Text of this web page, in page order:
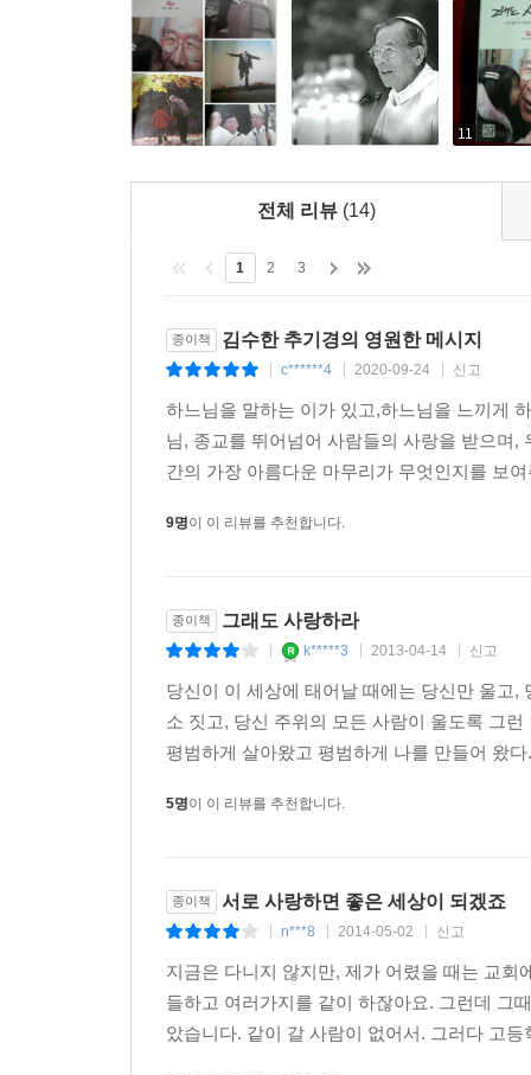
11
전체 리뷰 (14)
1 2 3
종이책 김수한 추기경의 영원한 메시지
c******4 2020-09-24 신고
하느님을 말하는 이가 있고,하느님을 느끼게
님, 종교를 뛰어넘어 사람들의 사랑을 받으며
간의 가장 아름다운 마무리가 무엇인지를 보
9명이 이 리뷰를 추천합니다.
종이책 그래도 사랑하라
k*****3 2013-04-14 신고
당신이 이 세상에 태어날 때에는 당신만 울고
소 짓고, 당신 주위의 모든 사람이 울도록 그
평범하게 살아왔고 평범하게 나를 만들어 왔
5명이 이 리뷰를 추천합니다.
종이책 서로 사랑하면 좋은 세상이 되겠죠
n***8 2014-05-02 신고
지금은 다니지 않지만, 제가 어렸을 때는 교
들하고 여러가지를 같이 하잖아요. 그런데 그
았습니다. 같이 갈 사람이 없어서. 그러다 고